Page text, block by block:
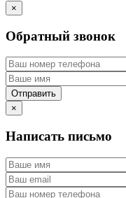
×
Обратный звонок
×
Написать письмо